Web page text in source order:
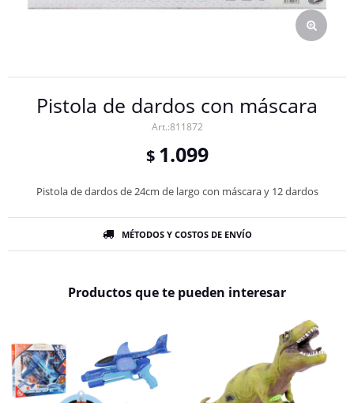
Pistola de dardos con máscara
811872
$ 1.099
Pistola de dardos de 24cm de largo con máscara y 12 dardos
MÉTODOS Y COSTOS DE ENVÍO
Productos que te pueden interesar